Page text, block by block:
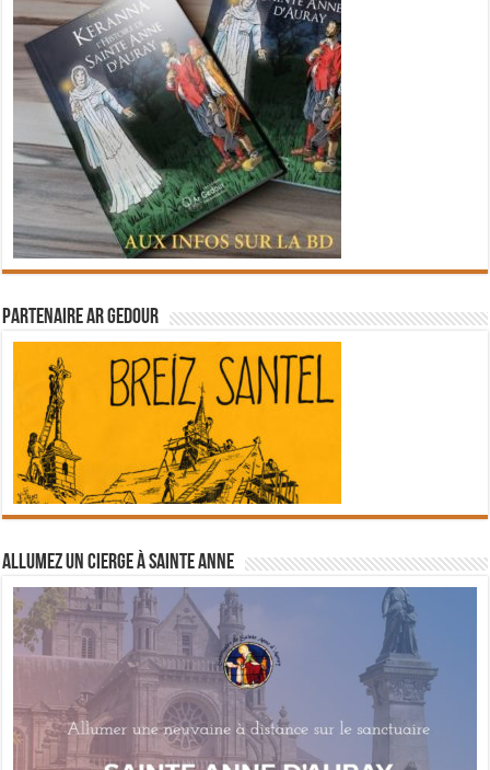
Partenaire Ar Gedour
Allumez un cierge à Sainte Anne